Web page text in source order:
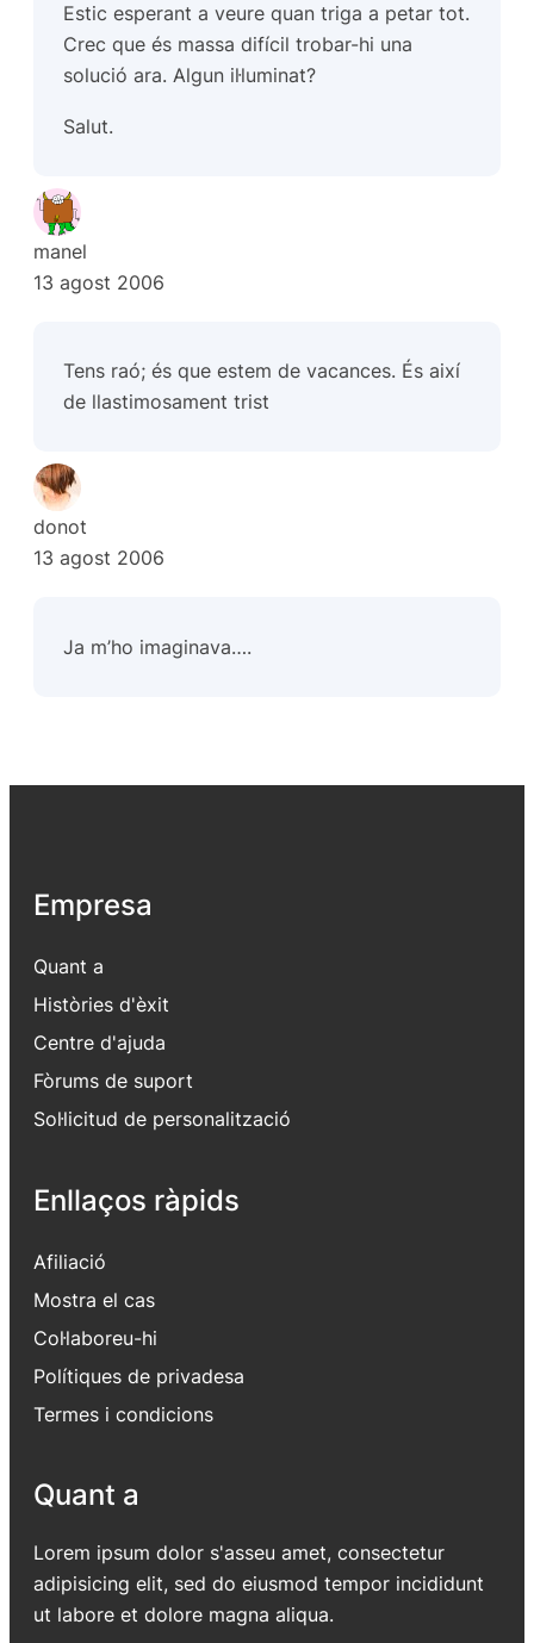
Estic esperant a veure quan triga a petar tot.
Crec que és massa difícil trobar-hi una
solució ara. Algun il·luminat?
Salut.
manel
13 agost 2006
Tens raó; és que estem de vacances. És així
de llastimosament trist
donot
13 agost 2006
Ja m’ho imaginava….
Empresa
Quant a
Històries d'èxit
Centre d'ajuda
Fòrums de suport
Sol·licitud de personalització
Enllaços ràpids
Afiliació
Mostra el cas
Col·laboreu-hi
Polítiques de privadesa
Termes i condicions
Quant a
Lorem ipsum dolor s'asseu amet, consectetur
adipisicing elit, sed do eiusmod tempor incididunt
ut labore et dolore magna aliqua.